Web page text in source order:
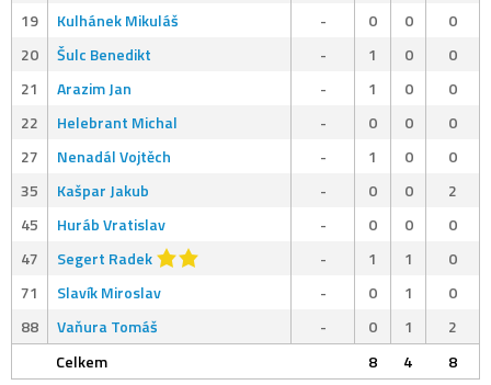
19 Kulhánek Mikuláš - 0 0
0
20
Šulc Benedikt - 1 0
0
21
Arazim Jan - 1 0
0
22
Helebrant Michal - 0 0
0
27
Nenadál Vojtěch - 1 0
0
35
Kašpar Jakub - 0 0
2
45
Huráb Vratislav - 0 0
0
47
Segert Radek - 1 1
0
71
Slavík Miroslav - 0 1
0
88
Vaňura Tomáš - 0 1
2
Celkem
8 4 8